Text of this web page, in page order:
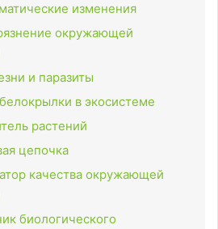
изменения
окружающей
и паразиты
в экосистеме
растений
цепочка
качества окружающей
биологического